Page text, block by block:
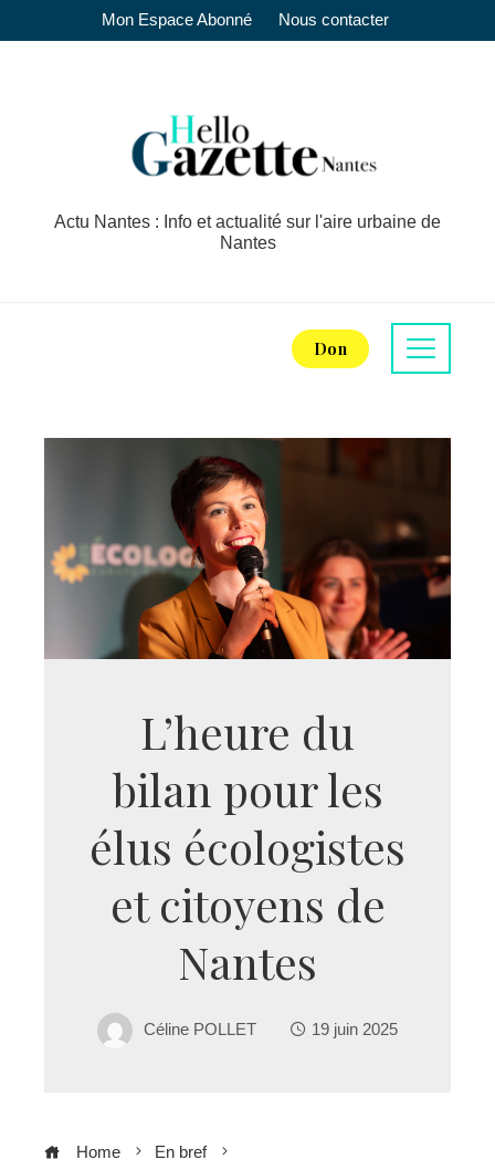
Mon Espace Abonné Nous contacter
Actu Nantes : Info et actualité sur l'aire urbaine de
Nantes
Don
L’heure du
bilan pour les
élus écologistes
et citoyens de
Nantes
Céline POLLET 19 juin 2025
Home
En bref